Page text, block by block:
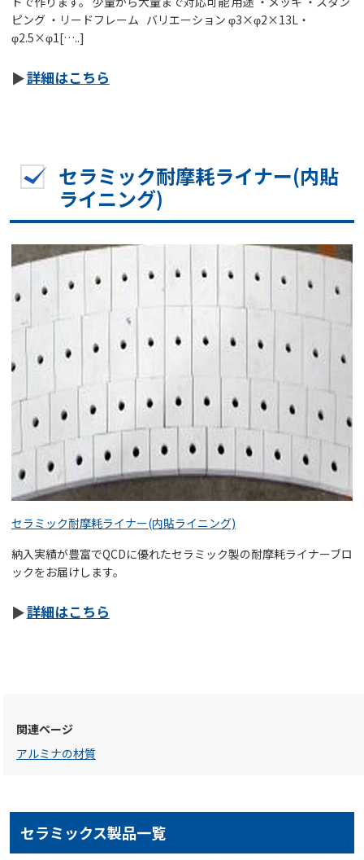
ピング ・リードフレーム バリエーション φ3×φ2×13L・
φ2.5×φ1[…..]
詳細はこちら
セラミック耐摩耗ライナー(内貼
ライニング)
セラミック耐摩耗ライナー(内貼ライニング)
納入実績が豊富でQCDに優れたセラミック製の耐摩耗ライナーブロ
ックをお届けします。
詳細はこちら
関連ページ
アルミナの材質
セラミックス製品一覧